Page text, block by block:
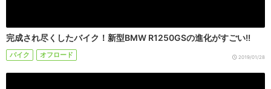
完成され尽くしたバイク！新型BMW R1250GSの進化がすごい!!
バイク オフロード 2019/01/28